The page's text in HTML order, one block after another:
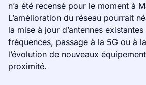
n’a été recensé pour le moment à
L’amélioration du réseau pourrait
la mise à jour d’antennes
fréquences, passage à la 5G ou à
l’évolution de nouveaux
proximité.